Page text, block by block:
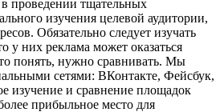
проведении тщательных
изучения целевой аудитории,
Обязательно следует изучать
у них реклама может оказаться
понять, нужно сравнивать. Мы
сетями: ВКонтакте, Фейсбук,
изучение и сравнение площадок
прибыльное место для